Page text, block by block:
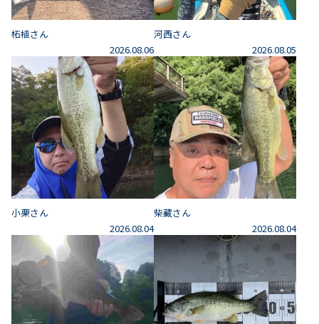
柘植さん
2026.08.06
河西さん
2026.08.05
小栗さん
2026.08.04
柴藏さん
2026.08.04